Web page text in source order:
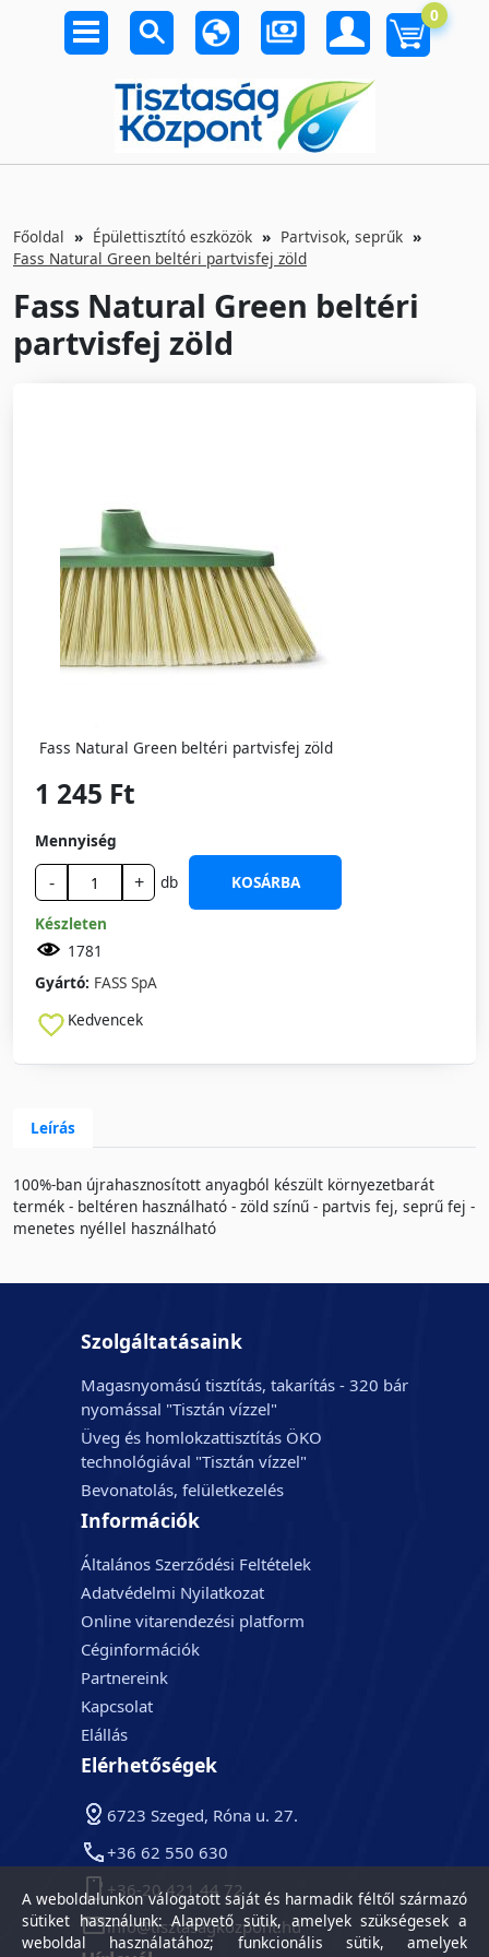
0
Főoldal Épülettisztító eszközök
Partvisok, seprűk
Fass Natural Green beltéri partvisfej zöld
Fass Natural Green beltéri
partvisfej zöld
Fass Natural Green beltéri partvisfej zöld
1 245 Ft
Mennyiség
- + db
KOSÁRBA
Készleten
1781
Gyártó: FASS SpA
Kedvencek
Leírás
100%-ban újrahasznosított anyagból készült környezetbarát
termék - beltéren használható - zöld színű - partvis fej, seprű fej -
menetes nyéllel használható
Szolgáltatásaink
Magasnyomású tisztítás, takarítás - 320 bár
nyomással "Tisztán vízzel"
Üveg és homlokzattisztítás ÖKO
technológiával "Tisztán vízzel"
Bevonatolás, felületkezelés
Információk
Általános Szerződési Feltételek
Adatvédelmi Nyilatkozat
Online vitarendezési platform
Céginformációk
Partnereink
Kapcsolat
Elállás
Elérhetőségek
6723 Szeged, Róna u. 27.
+36 62 550 630
+36-20 421 44 72
info@tisztasagkozpont.hu
A weboldalunkon válogatott saját és harmadik féltől származó
sütiket használunk: Alapvető sütik, amelyek szükségesek a
weboldal használatához; funkcionális sütik, amelyek